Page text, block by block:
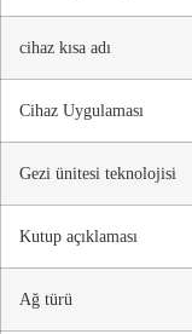
cihaz kısa adı
Cihaz Uygulaması
Gezi ünitesi teknolojisi
Kutup açıklaması
Ağ türü